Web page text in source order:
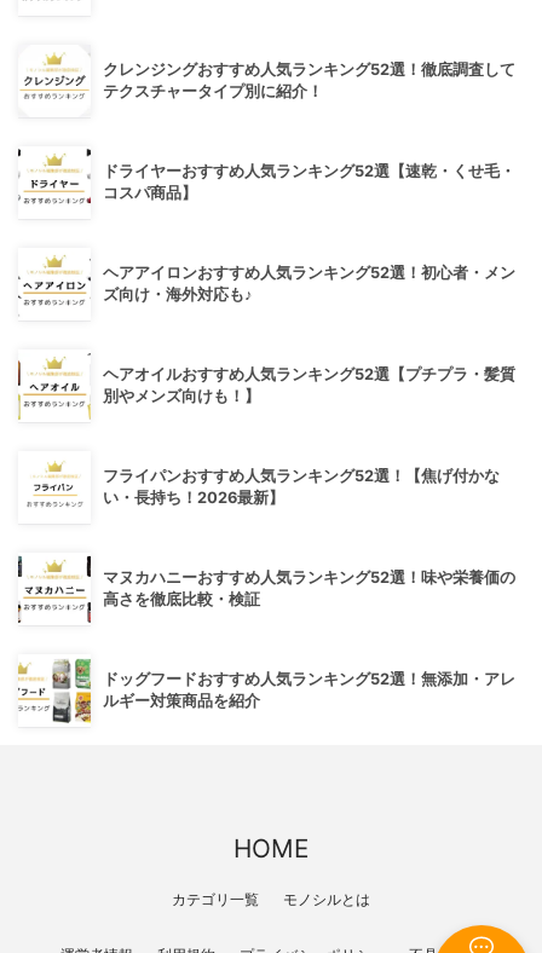
クレンジングおすすめ人気ランキング52選！徹底調査して
テクスチャータイプ別に紹介！
ドライヤーおすすめ人気ランキング52選【速乾・くせ毛・
コスパ商品】
ヘアアイロンおすすめ人気ランキング52選！初心者・メン
ズ向け・海外対応も♪
ヘアオイルおすすめ人気ランキング52選【プチプラ・髪質
別やメンズ向けも！】
フライパンおすすめ人気ランキング52選！【焦げ付かな
い・長持ち！2026最新】
マヌカハニーおすすめ人気ランキング52選！味や栄養価の
高さを徹底比較・検証
ドッグフードおすすめ人気ランキング52選！無添加・アレ
ルギー対策商品を紹介
HOME
カテゴリ一覧 モノシルとは